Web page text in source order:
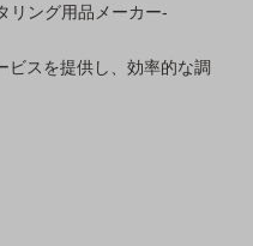
リング用品メーカー-
ビスを提供し、効率的な調